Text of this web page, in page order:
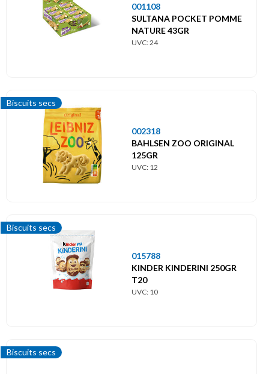
001108
SULTANA POCKET POMME
NATURE 43GR
UVC: 24
Biscuits secs
002318
BAHLSEN ZOO ORIGINAL
125GR
UVC: 12
Biscuits secs
015788
KINDER KINDERINI 250GR
T20
UVC: 10
Biscuits secs